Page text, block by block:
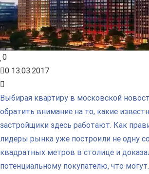
0
0 13.03.2017
Выбирая квартиру в московской
обратить внимание на то, какие
застройщики здесь работают. Как
лидеры рынка уже построили не одну
квадратных метров в столице и
потенциальному покупателю, что